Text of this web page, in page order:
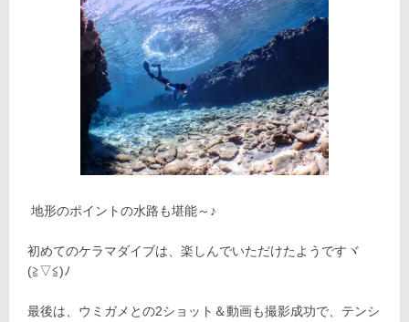
地形のポイントの水路も堪能～♪
初めてのケラマダイブは、楽しんでいただけたようですヾ
(≧▽≦)ﾉ
最後は、ウミガメとの2ショット＆動画も撮影成功で、テンシ